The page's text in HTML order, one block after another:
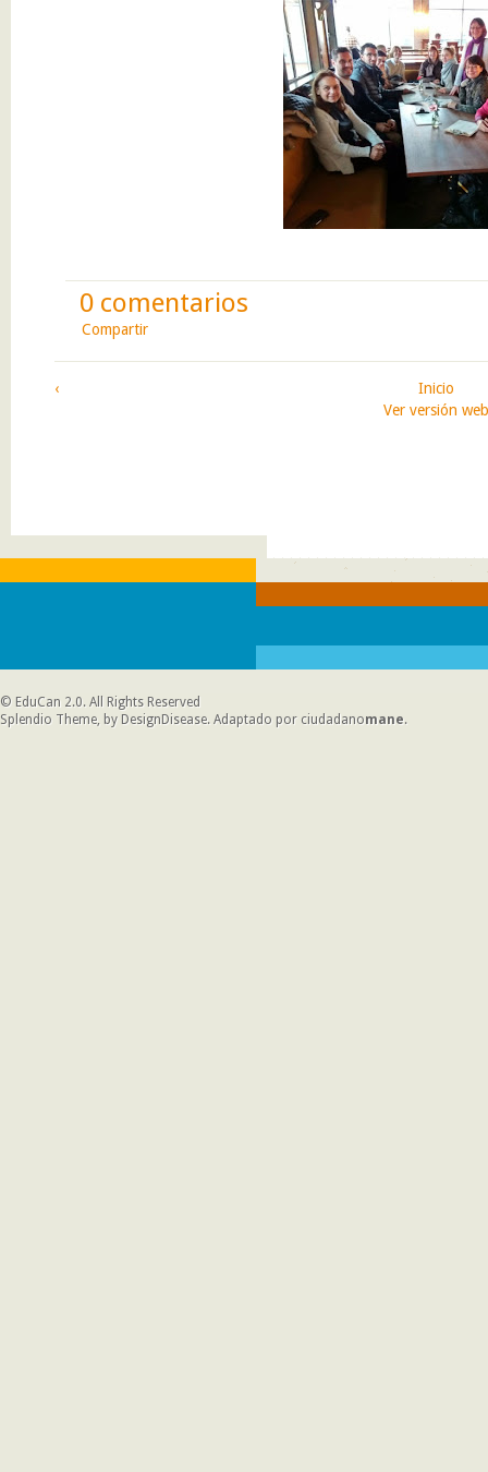
0 comentarios
Compartir
‹
Inicio
Ver versión web
© EduCan 2.0. All Rights Reserved
Splendio Theme, by DesignDisease. Adaptado por ciudadanomane.